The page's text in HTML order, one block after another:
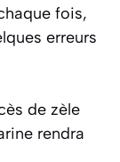
fois,
erreurs
de zèle
rendra